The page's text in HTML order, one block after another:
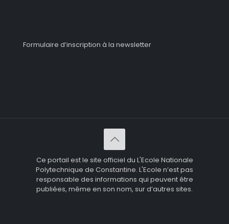
Formulaire d’inscription à la newsletter
Ce portail est le site officiel du L'Ecole Nationale
Polytechnique de Constantine. L'Ecole n’est pas
responsable des informations qui peuvent être
publiées, même en son nom, sur d’autres sites.